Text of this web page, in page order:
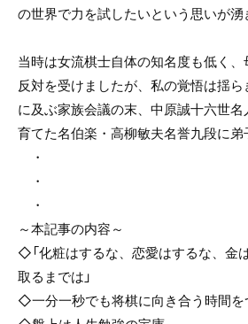
の世界で力を試したいという思いが湧
当時は女流棋士自体の知名度も低く
反対を受けましたが、私の覚悟は揺
に及ぶ家族会議の末、中原誠十六世
育てた名伯楽・高柳敏夫名誉九段に弟
・
・
・
～本記事の内容～
◇「化粧はするな、恋愛はするな、金
取るまでは」
◇一分一秒でも将棋に向き合う時間を